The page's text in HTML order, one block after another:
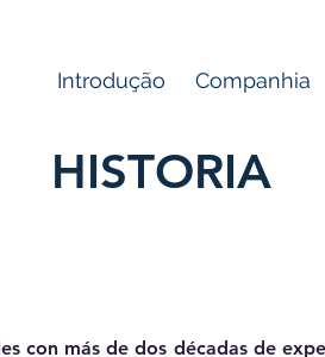
Introdução Companhia
HISTORIA
con más de dos décadas de